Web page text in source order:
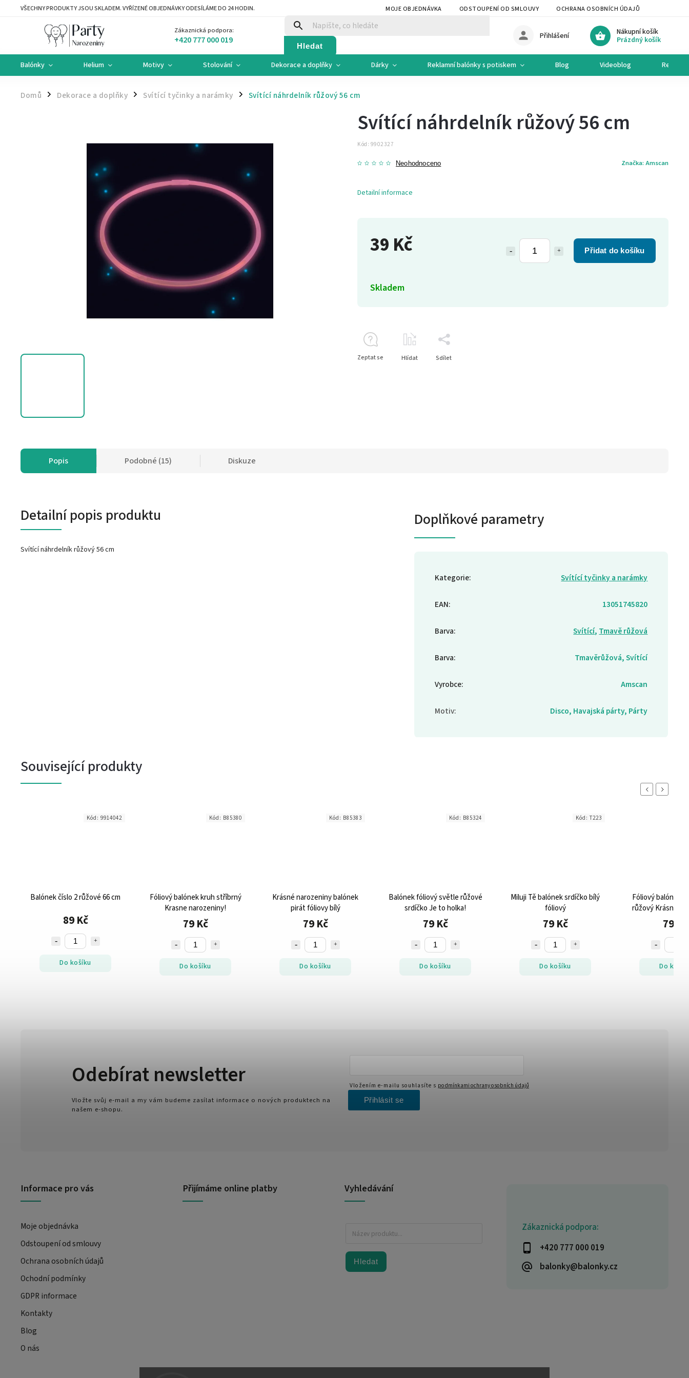
VŠECHNY PRODUKTY JSOU SKLADEM. VYŘÍZENÉ OBJEDNÁVKY ODESÍLÁME DO 24 HODIN. MOJE OBJEDNÁVKA ODSTOUPENÍ OD SMLOUVY OCHRANA OSOBNÍCH ÚDAJŮ
Zákaznická podpora:
+420 777 000 019 Hledat
Nákupní košík
Prázdný košík
Přihlášení
Balónky Helium Motivy Stolování Dekorace a doplňky Dárky Reklamní balónky s potiskem Blog Videoblog Recepty
Domů / Dekorace a doplňky / Svítící tyčinky a narámky / Svítící náhrdelník růžový 56 cm
39 Kč Přidat do košíku
Skladem
Svítící náhrdelník růžový 56 cm
Kód: 9902327
Neohodnoceno Značka: Amscan
Detailní informace
Zeptat se Hlídat Sdílet
Popis Podobné (15) Diskuze
Detailní popis produktu
Svítící náhrdelník růžový 56 cm
Doplňkové parametry
Kategorie: Svítící tyčinky a narámky
EAN: 13051745820
Barva: Svítící, Tmavě růžová
Barva: Tmavěrůžová, Svítící
Vyrobce: Amscan
Motiv: Disco, Havajská párty, Párty
Související produkty
Previous
Balónek číslo 2 růžové 66 cm
89 Kč
Do košíku
Kód: 9914042
Fóliový balónek kruh stříbrný
Krasne narozeniny!
79 Kč
Do košíku
Kód: B85380
Krásné narozeniny balónek
pirát fóliovy bílý
79 Kč
Do košíku
Kód: B85383
Balónek fóliový světle růžové
srdíčko Je to holka!
79 Kč
Do košíku
Kód: B85324
Miluji Tě balónek srdíčko bílý
fóliový
79 Kč
Do košíku
Kód: T223
Fóliový balónek
růžový Krásné
79 Kč
Do
Next
Zákaznická podpora:
+420 777 000 019
balonky@balonky.cz
Informace pro vás
Moje objednávka
Odstoupení od smlouvy
Ochrana osobních údajů
Ochodní podmínky
GDPR informace
Kontakty
Blog
O nás
Přijímáme online platby Vyhledávání
Hledat
Odebírat newsletter
Vložte svůj e-mail a my vám budeme zasílat informace o nových produktech na
našem e-shopu.
Vložením e-mailu souhlasíte s podmínkami ochrany osobních údajů
Přihlásit se